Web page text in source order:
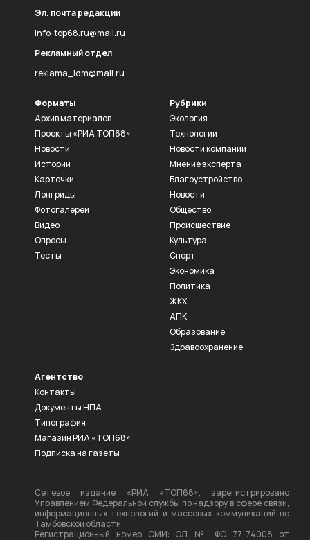
Эл. почта редакции
info-top68.ru@mail.ru
Рекламный отдел
reklama_idm@mail.ru
Форматы
Архив материалов
Проекты «РИА ТОП68»
Новости
Истории
Карточки
Лонгриды
Фотогалереи
Видео
Опросы
Тесты
Рубрики
Экология
Технологии
Новости компаний
Мнение эксперта
Благоустройство
Новости
Общество
Происшествие
Культура
Спорт
Экономика
Политика
ЖКХ
АПК
Образование
Здравоохранение
Агентство
Контакты
Документы НПА
Типография
Магазин РИА «ТОП68»
Подписка на газеты
Сетевое издание «РИА «ТОП68», зарегистрировано
Управлением Федеральной службы по надзору в сфере связи,
информационных технологий и массовых коммуникаций по
Тамбовской области.
Регистрационный номер СМИ: ЭЛ № ФС 77-74008 от